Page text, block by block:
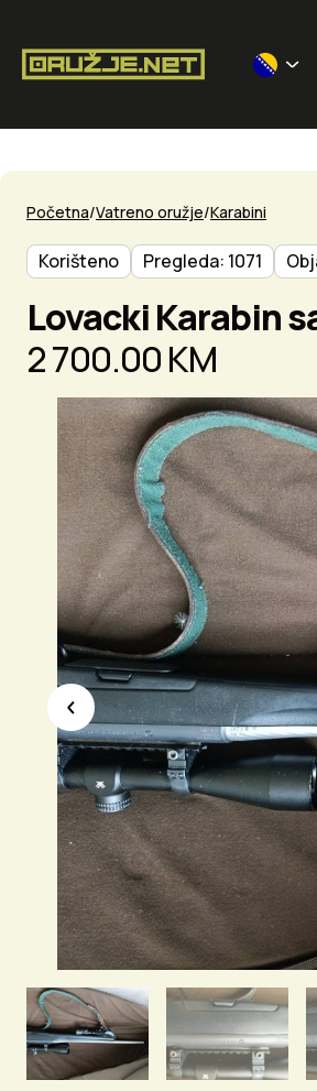
Početna Vatreno oružje Karabini
Korišteno Pregleda: 1071
Lovacki Karabin
2 700.00 KM